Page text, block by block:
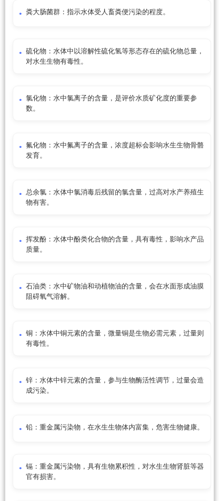
粪大肠菌群：指示水体受人畜粪便污染的程度。
硫化物：水体中以溶解性硫化氢等形态存在的硫化物总量，
对水生生物有毒性。
氯化物：水中氯离子的含量，是评价水质矿化度的重要参
数。
氟化物：水中氟离子的含量，浓度超标会影响水生生物骨骼
发育。
总余氯：水体中氯消毒后残留的氯含量，过高对水产养殖生
物有害。
挥发酚：水体中酚类化合物的含量，具有毒性，影响水产品
质量。
石油类：水中矿物油和动植物油的含量，会在水面形成油膜
阻碍氧气溶解。
铜：水体中铜元素的含量，微量铜是生物必需元素，过量则
有毒性。
锌：水体中锌元素的含量，参与生物酶活性调节，过量会造
成污染。
铅：重金属污染物，在水生生物体内富集，危害生物健康。
镉：重金属污染物，具有生物累积性，对水生生物肾脏等器
官有损害。